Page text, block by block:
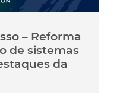
– Reforma
de sistemas
da